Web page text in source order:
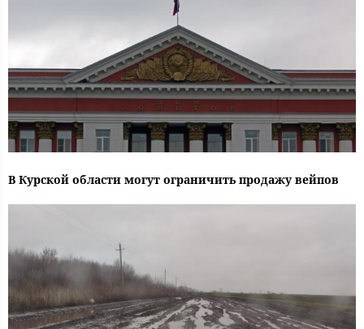
В Курской области могут ограничить продажу вейпов